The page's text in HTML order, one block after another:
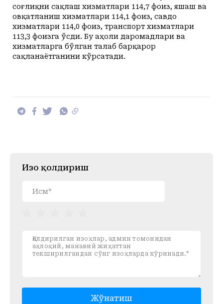
соғлиқни сақлаш хизматлари 114,7 фоиз, яшаш ва
овқатланиш хизматлари 114,1 фоиз, савдо
хизматлари 114,0 фоиз, транспорт хизматлари
113,3 фоизга ўсди. Бу аҳоли даромадлари ва
хизматларга бўлган талаб барқарор
сақланаётганини кўрсатади.
Изоҳ қолдириш
Жўнатиш